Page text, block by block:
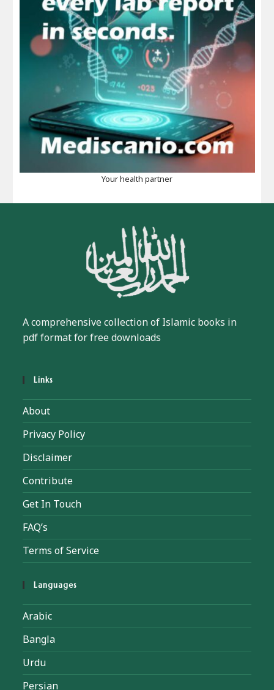
Your health partner
A comprehensive collection of Islamic books in
pdf format for free downloads
Links
About
Privacy Policy
Disclaimer
Contribute
Get In Touch
FAQ’s
Terms of Service
Languages
Arabic
Bangla
Urdu
Persian